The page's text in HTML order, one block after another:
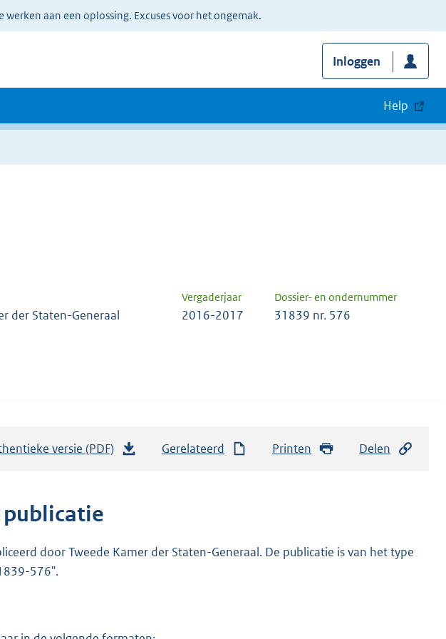
aan een oplossing. Excuses voor het ongemak.
Inloggen
Help
Vergaderjaar Dossier- en ondernummer
der Staten-Generaal 2016-2017 31839 nr. 576
versie (PDF)
n
Gerelateerd Printen Delen
door Tweede Kamer der Staten-Generaal. De publicatie is van het type
576".